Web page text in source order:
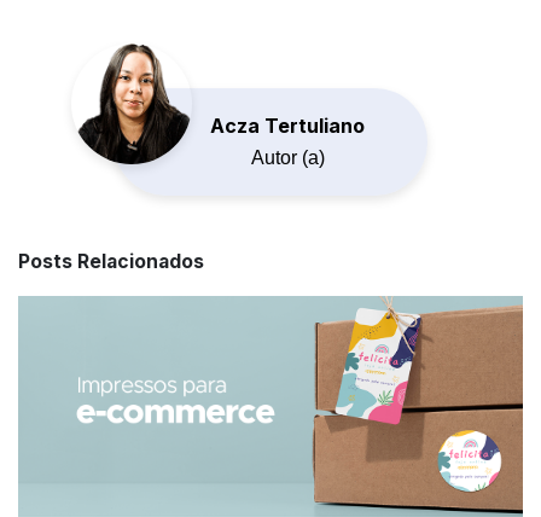
Acza Tertuliano
Autor (a)
Posts Relacionados